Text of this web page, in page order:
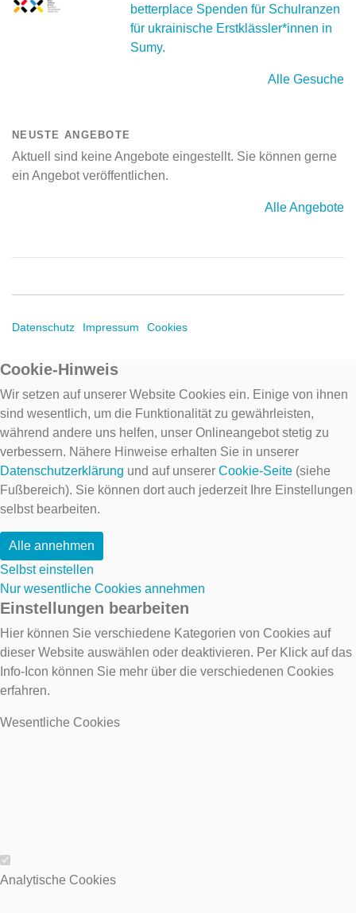
betterplace Spenden für Schulranzen
für ukrainische Erstklässler*innen in
Sumy.
Alle Gesuche
NEUSTE ANGEBOTE
Aktuell sind keine Angebote eingestellt. Sie können gerne
ein Angebot veröffentlichen.
Alle Angebote
Datenschutz Impressum Cookies
Cookie-Hinweis
Wir setzen auf unserer Website Cookies ein. Einige von ihnen
sind wesentlich, um die Funktionalität zu gewährleisten,
während andere uns helfen, unser Onlineangebot stetig zu
verbessern. Nähere Hinweise erhalten Sie in unserer
Datenschutzerklärung und auf unserer Cookie-Seite (siehe
Fußbereich). Sie können dort auch jederzeit Ihre Einstellungen
selbst bearbeiten.
Alle annehmen
Selbst einstellen
Nur wesentliche Cookies annehmen
Einstellungen bearbeiten
Hier können Sie verschiedene Kategorien von Cookies auf
dieser Website auswählen oder deaktivieren. Per Klick auf das
Info-Icon können Sie mehr über die verschiedenen Cookies
erfahren.
Wesentliche Cookies
Wesentliche Cookies
Analytische Cookies